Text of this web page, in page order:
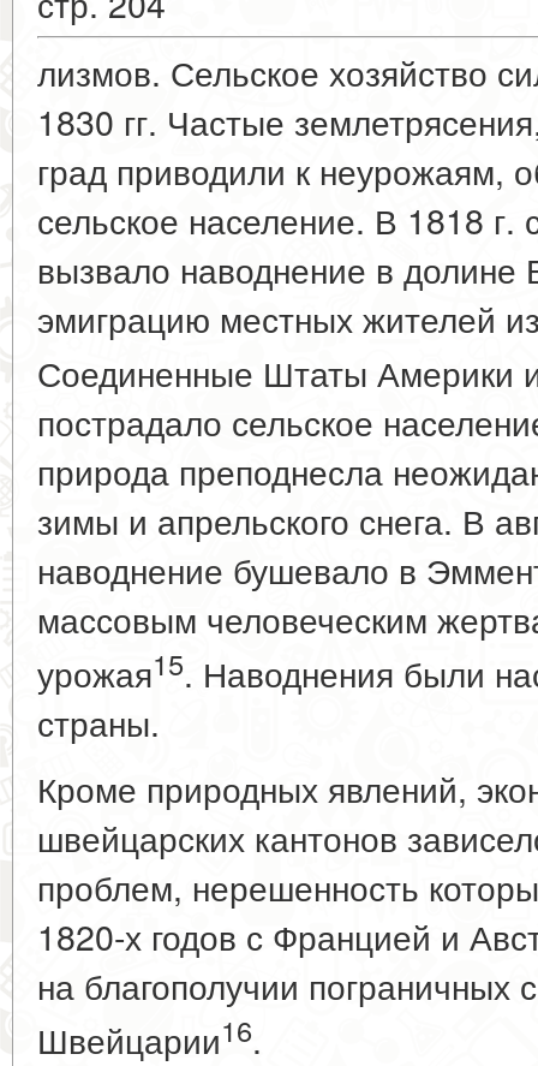
лизмов. Сельское хозяйство
1830 гг. Частые
град приводили к неурожаям,
сельское население. В 1818 г.
вызвало наводнение в долине
эмиграцию местных жителей
Соединенные Штаты Америки
пострадало сельское
природа преподнесла
зимы и апрельского снега. В
наводнение бушевало в
массовым человеческим
урожая15. Наводнения были
страны.
Кроме природных явлений,
швейцарских кантонов
проблем, нерешенность
1820-х годов с Францией и
на благополучии пограничных
Швейцарии16.